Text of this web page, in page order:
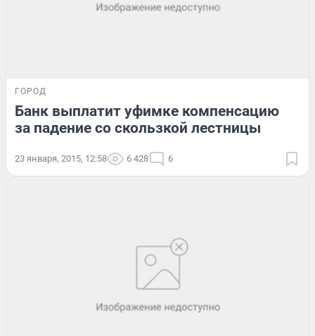
ГОРОД
Банк выплатит уфимке компенсацию
за падение со скользкой лестницы
23 января, 2015, 12:58 6 428 6